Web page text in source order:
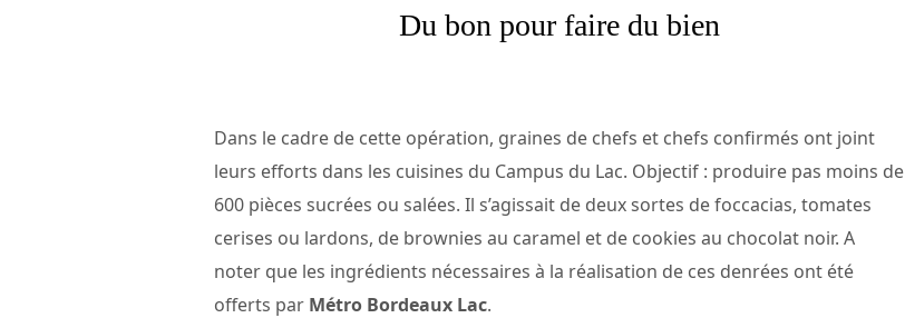
Du bon pour faire du bien
Dans le cadre de cette opération, graines de chefs et chefs confirmés ont joint
leurs efforts dans les cuisines du Campus du Lac. Objectif : produire pas moins de
600 pièces sucrées ou salées. Il s’agissait de deux sortes de foccacias, tomates
cerises ou lardons, de brownies au caramel et de cookies au chocolat noir. A
noter que les ingrédients nécessaires à la réalisation de ces denrées ont été
offerts par Métro Bordeaux Lac.